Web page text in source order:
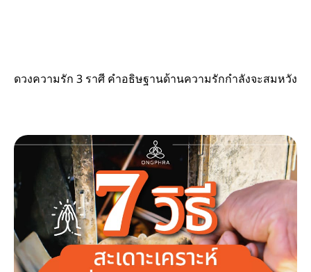
ดวงความรัก 3 ราศี คำอธิษฐานด้านความรักกำลังจะสมหวัง